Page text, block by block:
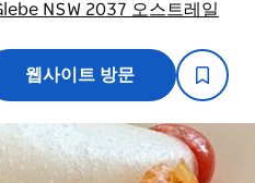
NSW 2037 오스트레일
웹사이트 방문